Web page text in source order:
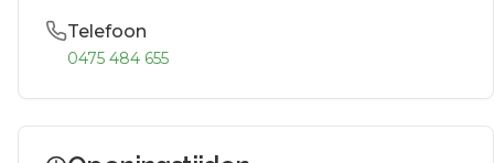
Telefoon
0475 484 655